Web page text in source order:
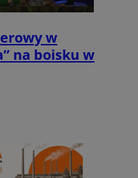
w
na boisku w